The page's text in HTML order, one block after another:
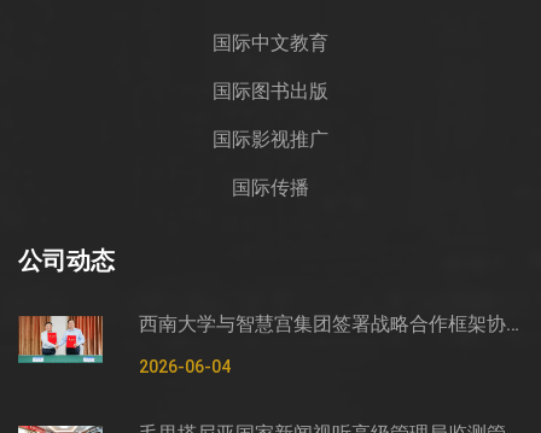
国际中文教育
国际图书出版
国际影视推广
国际传播
公司动态
西南大学与智慧宫集团签署战略合作框架协议
2026-06-04